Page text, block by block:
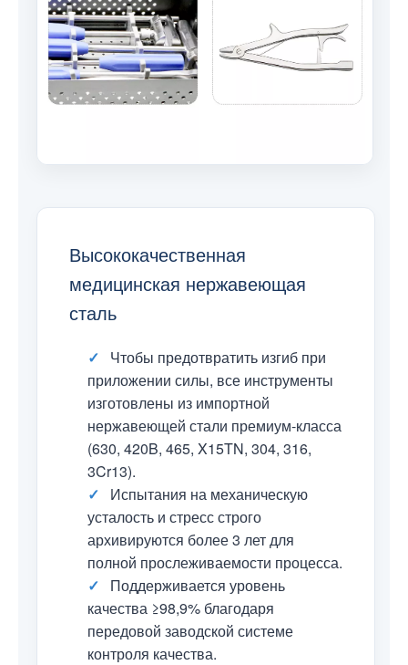
Высококачественная
медицинская нержавеющая
сталь
✓
Чтобы предотвратить изгиб при
приложении силы, все инструменты
изготовлены из импортной
нержавеющей стали премиум-класса
(630, 420B, 465, X15TN, 304, 316,
3Cr13).
✓
Испытания на механическую
усталость и стресс строго
архивируются более 3 лет для
полной прослеживаемости процесса.
✓
Поддерживается уровень
качества ≥98,9% благодаря
передовой заводской системе
контроля качества.